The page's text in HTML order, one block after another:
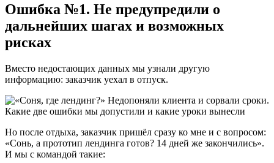
Ошибка №1. Не предупредили о
дальнейших шагах и возможных
рисках
Вместо недостающих данных мы узнали другую
информацию: заказчик уехал в отпуск.
Но после отдыха, заказчик пришёл сразу ко мне и с вопросом:
«Сонь, а прототип лендинга готов? 14 дней же закончились».
И мы с командой такие: